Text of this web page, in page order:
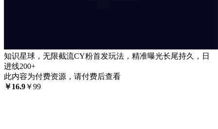
知识星球，无限截流CY粉首发玩法，精准曝光长尾持久，日
进线200+
此内容为付费资源，请付费后查看
￥16.9 ￥99